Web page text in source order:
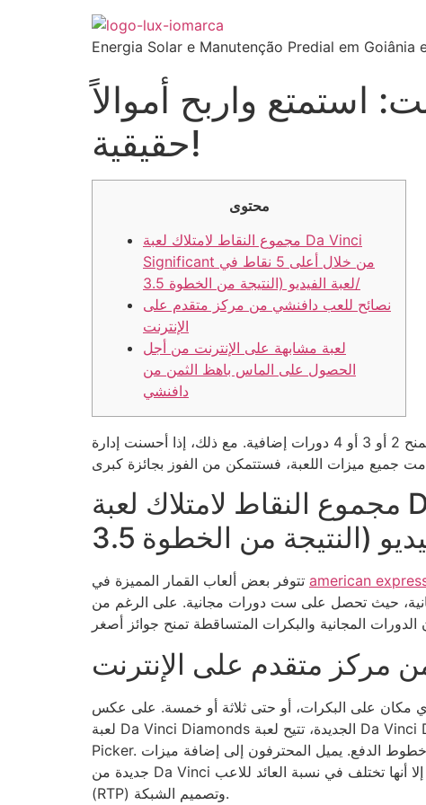
Energia Solar e Manutenção Predial em Goiânia
استمتع واربح أموالاً
حقيقية!
محتوى
مجموع النقاط لامتلاك لعبة Da Vinci
Significant من خلال أعلى 5 نقاط في
لعبة الفيديو (النتيجة من الخطوة 3.5/
نصائح للعب دافنشي من مركز متقدم على
الإنترنت
لعبة مشابهة على الإنترنت من أجل
الحصول على الماس باهظ الثمن من
دافنشي
مع ذلك، إذا أحسنت إدارة
مجموع النقاط لامتلاك لعبة Da Vinci Significant من خلال أعلى 5 نقاط في لعبة
american
ميزة مكافأة الدورات المجانية، حيث تحصل على ست دورات مجانية. على الرغم من
مركز متقدم على الإنترنت
أي مكان على البكرات، أو حتى ثلاثة أو خمسة. على عكس
لعبة Da Vinci Diamonds الجديدة، تتيح لعبة Da Vinci Diamonds Masterworks للاعبين اختيار أحد رموز Bonus Spread الثلاثة باستخدام أداة Masterworks Gallery
Picker. تدفع الرموز المميزة ما بين 10 إلى 50 ضعف الرهان الأساسي. كما توفر هذه اللعبة شبكة 5×3، مما يضاعف عدد خطوط الدفع. يميل المحترفون إلى إضافة ميزات
جديدة من Da Vinci أو بعض الكنوز الملونة إلى الدورات المجانية. على الرغم من أن هذه الألعاب من نفس المطور وتتشابه في التصميم، إلا أنها تختلف في نسبة العائد للاعب
(RTP) وتصميم الشبكة.